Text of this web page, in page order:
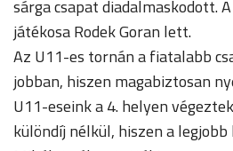
sárga csapat diadalmaskodott.
játékosa Rodek Goran lett.
Az U11-es tornán a fiatalabb
jobban, hiszen magabiztosan
U11-eseink a 4. helyen
különdíj nélkül, hiszen a legjobb